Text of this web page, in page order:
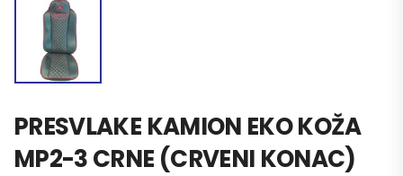
PRESVLAKE KAMION EKO KOŽA
MP2-3 CRNE (CRVENI KONAC)